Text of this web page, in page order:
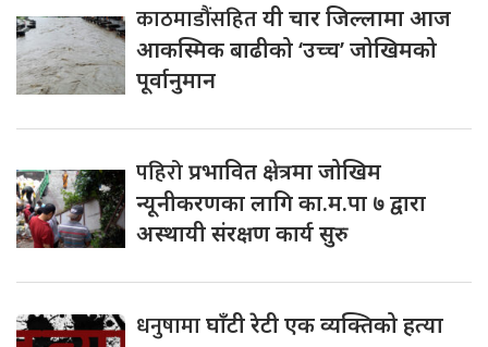
काठमाडौंसहितयी चार जिल्लामा आज
आकस्मिक बाढीको ‘उच्च’ जोखिमको
पूर्वानुमान
पहिरोप्रभावित क्षेत्रमा जोखिम
न्यूनीकरणका लागि का.म.पा ७ द्वारा
अस्थायी संरक्षण कार्य सुरु
धनुषामाघाँटी रेटी एक व्यक्तिको हत्या